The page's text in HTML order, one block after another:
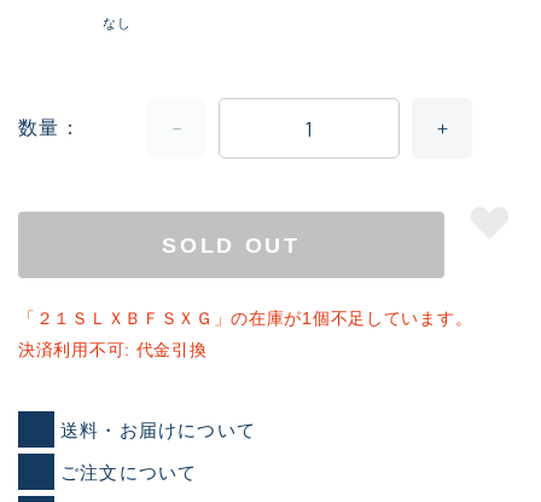
なし
数量
SOLD OUT
「２１ＳＬＸＢＦＳＸＧ」の在庫が1個不足しています。
決済利用不可: 代金引換
送料・お届けについて
ご注文について